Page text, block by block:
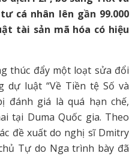
cá nhân lên gần 99.000
tài sản mã hóa có hiệu
thúc đẩy một loạt sửa đổi
dự luật “Về Tiền tệ Số và
đánh giá là quá hạn chế,
tại Duma Quốc gia. Theo
đề xuất do nghị sĩ Dmitry
Tự do Nga trình bày đã